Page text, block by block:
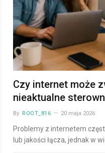
Czy internet może
nieaktualne
By ROOT_816 20 maja 2026
Problemy z internetem
lub jakości łącza, jednak w